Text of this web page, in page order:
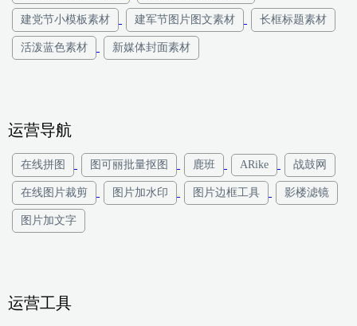
建党节小模板素材 建军节图片图文素材 长框标题素材
活泼蓝色素材 新媒体封面素材
运营导航
在线拼图 图可丽批量抠图 鹿班 ARike 战鼓网
在线图片裁剪 图片加水印 图片边框工具 影楼滤镜
图片加文字
运营工具